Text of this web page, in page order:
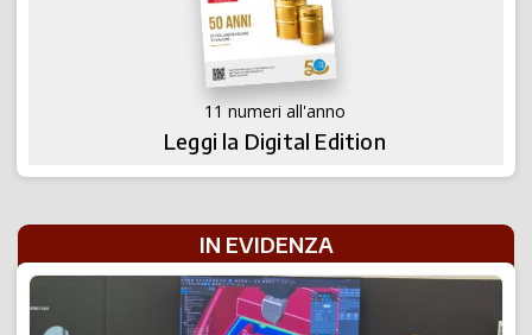
11 numeri all'anno
Leggi la Digital Edition
IN EVIDENZA